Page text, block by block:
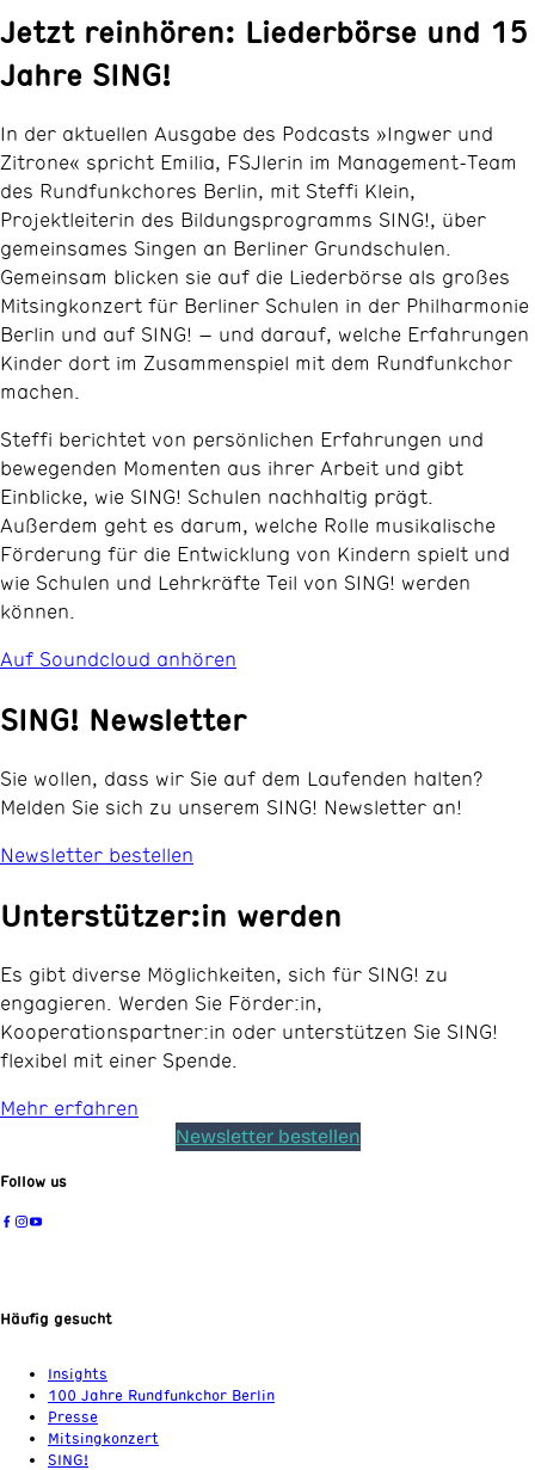
Jetzt reinhören: Liederbörse und 15
Jahre SING!
In der aktuellen Ausgabe des Podcasts »Ingwer und
Zitrone« spricht Emilia, FSJlerin im Management-Team
des Rundfunkchores Berlin, mit Steffi Klein,
Projektleiterin des Bildungsprogramms SING!, über
gemeinsames Singen an Berliner Grundschulen.
Gemeinsam blicken sie auf die Liederbörse als großes
Mitsingkonzert für Berliner Schulen in der Philharmonie
Berlin und auf SING! – und darauf, welche Erfahrungen
Kinder dort im Zusammenspiel mit dem Rundfunkchor
machen.
Steffi berichtet von persönlichen Erfahrungen und
bewegenden Momenten aus ihrer Arbeit und gibt
Einblicke, wie SING! Schulen nachhaltig prägt.
Außerdem geht es darum, welche Rolle musikalische
Förderung für die Entwicklung von Kindern spielt und
wie Schulen und Lehrkräfte Teil von SING! werden
können.
Auf Soundcloud anhören
SING! Newsletter
Sie wollen, dass wir Sie auf dem Laufenden halten?
Melden Sie sich zu unserem SING! Newsletter an!
Newsletter bestellen
Unterstützer:in werden
Es gibt diverse Möglichkeiten, sich für SING! zu
engagieren. Werden Sie Förder:in,
Kooperationspartner:in oder unterstützen Sie SING!
flexibel mit einer Spende.
Mehr erfahren
Newsletter bestellen
Follow us
Häufig gesucht
Insights
100 Jahre Rundfunkchor Berlin
Presse
Mitsingkonzert
SING!